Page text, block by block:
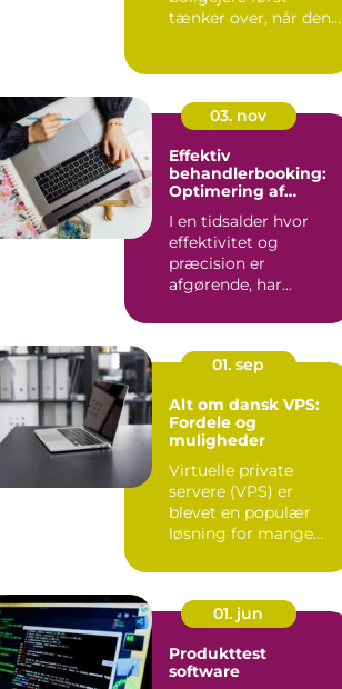
tænker over, når den
03. nov
Effektiv
behandlerbooking:
Optimering af
I en tidsalder hvor
effektivitet og
præcision er
afgørende, har
taget ...
01. sep
Alt om dansk VPS:
Fordele og
muligheder
Virtuelle private
servere (VPS) er
blevet en populær
løsning for mange
01. jun
Produkttest
software